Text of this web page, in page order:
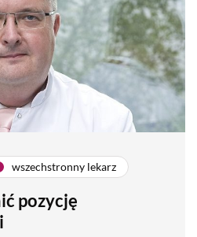
wszechstronny lekarz
pozycję